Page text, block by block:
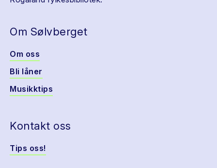
Om Sølvberget
Om oss
Bli låner
Musikktips
Kontakt oss
Tips oss!